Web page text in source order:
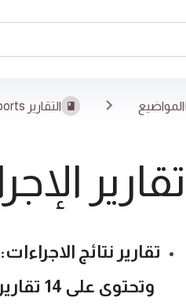
المواضيع التقارير Reports
تقارير
تقارير نتائج الاجراءات:
وتحتوى على 14 تقارير